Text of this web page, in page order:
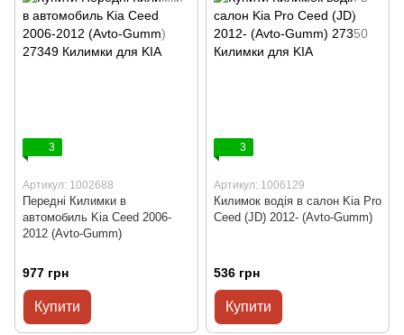
3
Артикул: 1002688
Передні Килимки в
автомобиль Kia Ceed 2006-
2012 (Avto-Gumm)
977 грн
Купити
3
Артикул: 1006129
Килимок водія в салон Kia Pro
Ceed (JD) 2012- (Avto-Gumm)
536 грн
Купити